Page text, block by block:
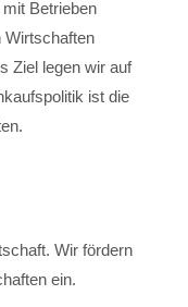
Betrieben
Wirtschaften
Ziel legen wir auf
ist die
Wir fördern
ein.